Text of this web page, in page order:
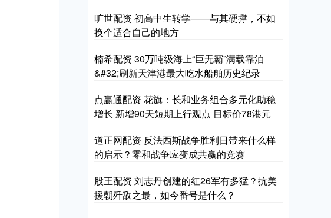
旷世配资 初高中生转学——与其硬撑，不如
换个适合自己的地方
楠希配资 30万吨级海上“巨无霸”满载靠泊
&#32;刷新天津港最大吃水船舶历史纪录
点赢通配资 花旗：长和业务组合多元化助稳
增长 新增90天短期上行观点 目标价78港元
道正网配资 反法西斯战争胜利日带来什么样
的启示？零和战争应变成共赢的竞赛
股王配资 刘志丹创建的红26军有多猛？抗美
援朝歼敌之最，如今番号是什么？